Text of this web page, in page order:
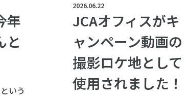
年
と
いう
2026.06.22
JCAオフィスがキ
ャンペーン動画の
撮影ロケ地として
使用されました！